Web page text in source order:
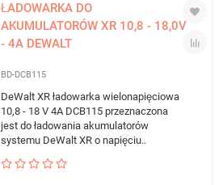
ŁADOWARKA DO
AKUMULATORÓW XR 10,8 - 18,0V
- 4A DEWALT
BD-DCB115
DeWalt XR ładowarka wielonapięciowa
10,8 - 18 V 4A DCB115 przeznaczona
jest do ładowania akumulatorów
systemu DeWalt XR o napięciu..